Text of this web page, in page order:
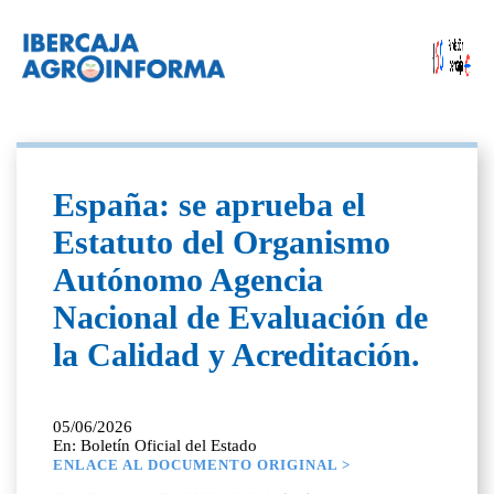
España: se aprueba el
Estatuto del Organismo
Autónomo Agencia
Nacional de Evaluación de
la Calidad y Acreditación.
05/06/2026
En: Boletín Oficial del Estado
ENLACE AL DOCUMENTO ORIGINAL >